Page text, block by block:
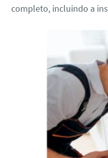
completo, incluindo a